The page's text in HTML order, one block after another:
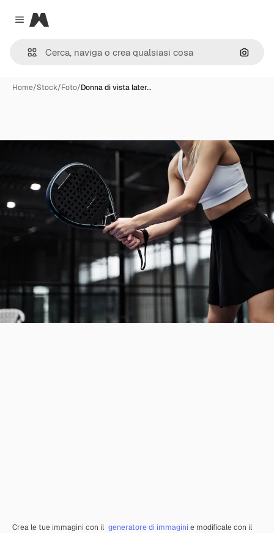
Close menu
Magnific
Cerca
Home/Stock/Foto/Donna di vista later…
Crea le tue immagini con il generatore di immagini e modificale con il